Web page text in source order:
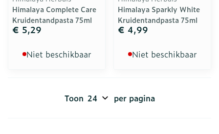
Himalaya Complete Care
Kruidentandpasta 75ml
€ 5,29
Niet beschikbaar
Himalaya Sparkly White
Kruidentandpasta 75ml
€ 4,99
Niet beschikbaar
Toon per pagina